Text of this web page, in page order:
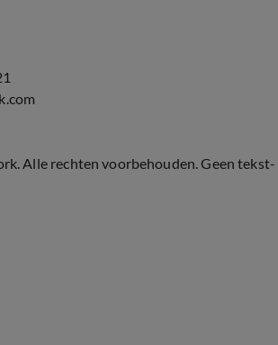
Alle rechten voorbehouden. Geen tekst-